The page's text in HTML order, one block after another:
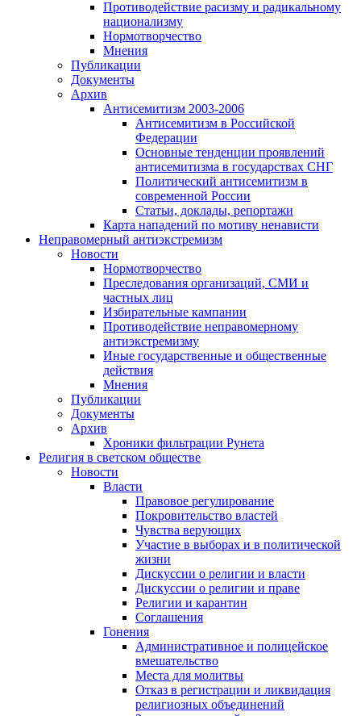
Противодействие расизму и радикальному
национализму
Нормотворчество
Мнения
Публикации
Документы
Архив
Антисемитизм 2003-2006
Антисемитизм в Российской
Федерации
Основные тенденции проявлений
антисемитизма в государствах СНГ
Политический антисемитизм в
современной России
Статьи, доклады, репортажи
Карта нападений по мотиву ненависти
Неправомерный антиэкстремизм
Новости
Нормотворчество
Преследования организаций, СМИ и
частных лиц
Избирательные кампании
Противодействие неправомерному
антиэкстремизму
Иные государственные и общественные
действия
Мнения
Публикации
Документы
Архив
Хроники фильтрации Рунета
Религия в светском обществе
Новости
Власти
Правовое регулирование
Покровительство властей
Чувства верующих
Участие в выборах и в политической
жизни
Дискуссии о религии и власти
Дискуссии о религии и праве
Религии и карантин
Соглашения
Гонения
Административное и полицейское
вмешательство
Места для молитвы
Отказ в регистрации и ликвидация
религиозных объединений